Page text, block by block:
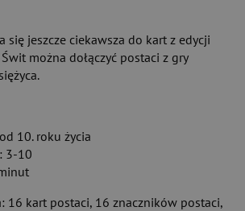
się jeszcze ciekawsza do kart z edycji
można dołączyć postaci z gry
10. roku życia
3-10
16 kart postaci, 16 znaczników postaci,